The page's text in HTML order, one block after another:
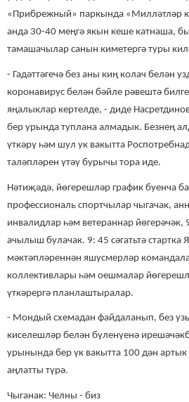
«Прибрежный» паркында «Милләтләр
анда 30-40 меңгә якын кеше катнаша,
тамашачылар санын киметергә туры
- Гадәттәгечә без аны киң колач белән
коронавирус белән бәйле рәвештә
яңалыклар кертелде, - диде
бер урында туплана алмадык. Безнең
үткәрү һәм шул ук вакытта
таләпләрен үтәү бурычы тора иде.
Нәтиҗәдә, йөгерешләр график буенча
профессиональ спортчылар чыгачак,
инвалидлар һәм ветераннар йөгерәчәк,
ачылыш булачак. 9: 45 сәгатьтә стартка
мәктәпләреннән яшүсмерләр
коллективлары һәм оешмалар
үткәрергә планлаштыралар.
- Мондый схемадан файдаланып, без
киселешләр белән бүленүенә
урынында бер үк вакытта 100 дән
аңлатты түрә.
Чыганак: Челны - биз